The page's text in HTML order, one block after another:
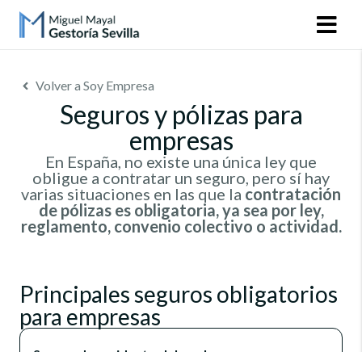
Volver a Soy Empresa
Seguros y pólizas para
empresas
En España, no existe una única ley que
obligue a contratar un seguro, pero sí hay
varias situaciones en las que la contratación
de pólizas es obligatoria, ya sea por ley,
reglamento, convenio colectivo o actividad.
Principales seguros obligatorios
para empresas